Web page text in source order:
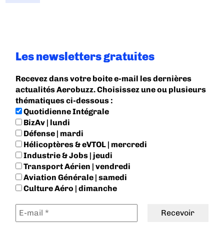
Les newsletters gratuites
Recevez dans votre boite e-mail les dernières
actualités Aerobuzz. Choisissez une ou plusieurs
thématiques ci-dessous :
Quotidienne Intégrale
BizAv | lundi
Défense | mardi
Hélicoptères & eVTOL | mercredi
Industrie & Jobs | jeudi
Transport Aérien | vendredi
Aviation Générale | samedi
Culture Aéro | dimanche